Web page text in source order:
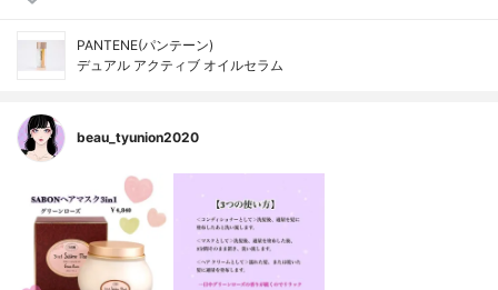
PANTENE(パンテーン)
デュアル アクティブ オイルセラム
beau_tyunion2020